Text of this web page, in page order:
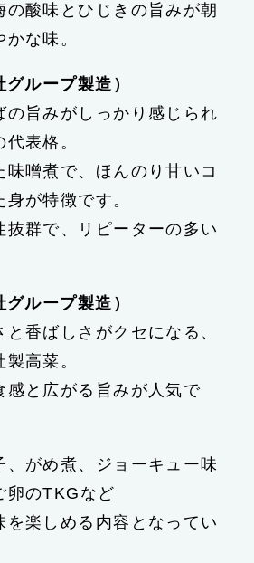
の酸味とひじきの旨みが朝
な味。
ループ製造）
の旨みがしっかり感じられ
表格。
噌煮で、ほんのり甘いコ
が特徴です。
抜群で、リピーターの多い
ループ製造）
香ばしさがクセになる、
高菜。
感と広がる旨みが人気で
、がめ煮、ジョーキュー味
卵のTKGなど
を楽しめる内容となってい